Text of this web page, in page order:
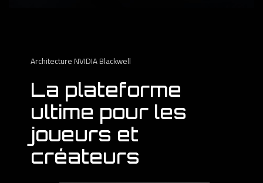
Architecture NVIDIA Blackwell
La plateforme
ultime pour les
joueurs et
créateurs